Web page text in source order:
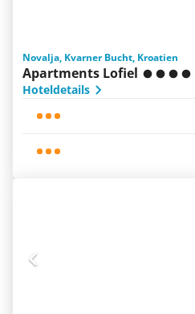
Novalja, Kvarner Bucht, Kroatien
Apartments Lofiel
Hoteldetails